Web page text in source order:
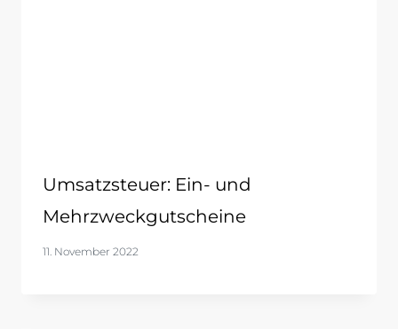
Umsatzsteuer: Ein- und
Mehrzweckgutscheine
11. November 2022